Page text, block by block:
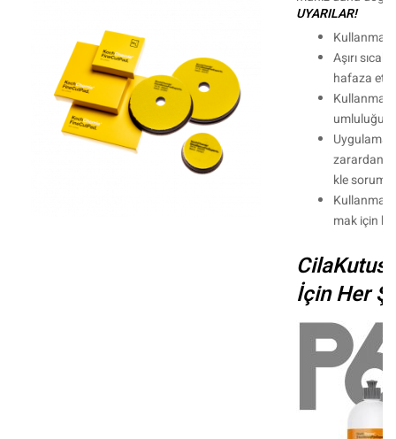
UYARILAR!
Aşırı
hafaza
zarardan
kle
mak için
İçin Her